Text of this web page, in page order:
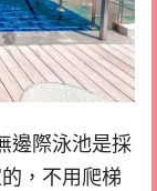
邊際泳池是採
，不用爬梯